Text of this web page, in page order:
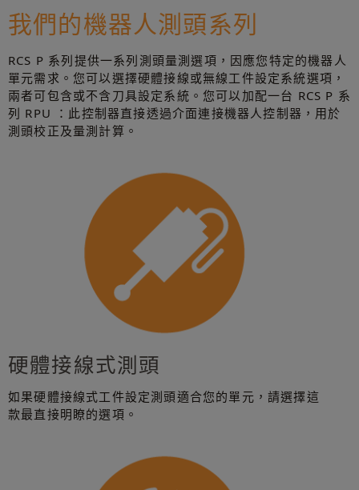
我們的機器人測頭系列
RCS P 系列提供一系列測頭量測選項，因應您特定的機器人
單元需求。您可以選擇硬體接線或無線工件設定系統選項，
兩者可包含或不含刀具設定系統。您可以加配一台 RCS P 系
列 RPU ：此控制器直接透過介面連接機器人控制器，用於
測頭校正及量測計算。
硬體接線式測頭
如果硬體接線式工件設定測頭適合您的單元，請選擇這
款最直接明瞭的選項。